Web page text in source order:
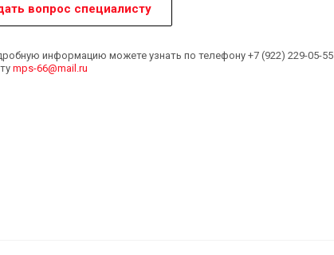
вопрос специалисту
информацию можете узнать по телефону +7 (922) 229-05-
mps-66@mail.ru